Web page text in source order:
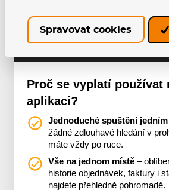
Více o aplikaci
Proč se vyplatí používat
aplikaci?
Jednoduché spuštění
žádné zdlouhavé hledání v
máte vždy po ruce.
Vše na jednom místě –
historie objednávek, faktury i
najdete přehledně pohromadě.
Spravovat cookies